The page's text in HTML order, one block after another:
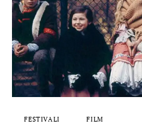
STRANA GLAZBA
FILM
MUSIC BOX
FESTIVALI FILM